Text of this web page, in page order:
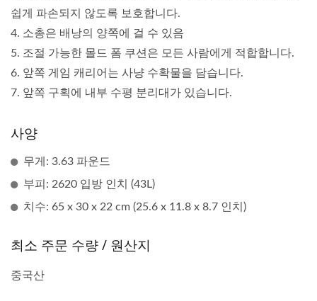
쉽게 파손되지 않도록 보호합니다.
4. 소총은 배낭의 양쪽에 걸 수 있음
5. 조절 가능한 몰드 폼 쿠션은 모든 사람에게 적합합니다.
6. 앞쪽 게임 캐리어는 사냥 수확물을 담습니다.
7. 앞쪽 구획에 내부 수평 분리대가 있습니다.
사양
무게: 3.63 파운드
부피: 2620 입방 인치 (43L)
치수: 65 x 30 x 22 cm (25.6 x 11.8 x 8.7 인치)
최소 주문 수량 / 원산지
중국산